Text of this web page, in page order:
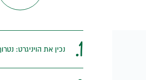
1. נכין את הויניגרט: